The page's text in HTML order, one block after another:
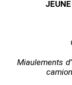
Miaulements